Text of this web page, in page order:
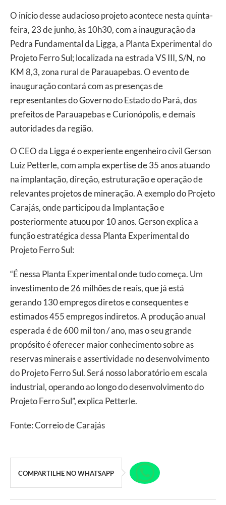
O início desse audacioso projeto acontece nesta quinta-
feira, 23 de junho, às 10h30, com a inauguração da
Pedra Fundamental da Ligga, a Planta Experimental do
Projeto Ferro Sul; localizada na estrada VS III, S/N, no
KM 8,3, zona rural de Parauapebas. O evento de
inauguração contará com as presenças de
representantes do Governo do Estado do Pará, dos
prefeitos de Parauapebas e Curionópolis, e demais
autoridades da região.
O CEO da Ligga é o experiente engenheiro civil Gerson
Luiz Petterle, com ampla expertise de 35 anos atuando
na implantação, direção, estruturação e operação de
relevantes projetos de mineração. A exemplo do Projeto
Carajás, onde participou da Implantação e
posteriormente atuou por 10 anos. Gerson explica a
função estratégica dessa Planta Experimental do
Projeto Ferro Sul:
“É nessa Planta Experimental onde tudo começa. Um
investimento de 26 milhões de reais, que já está
gerando 130 empregos diretos e consequentes e
estimados 455 empregos indiretos. A produção anual
esperada é de 600 mil ton / ano, mas o seu grande
propósito é oferecer maior conhecimento sobre as
reservas minerais e assertividade no desenvolvimento
do Projeto Ferro Sul. Será nosso laboratório em escala
industrial, operando ao longo do desenvolvimento do
Projeto Ferro Sul”, explica Petterle.
Fonte: Correio de Carajás
COMPARTILHE NO WHATSAPP